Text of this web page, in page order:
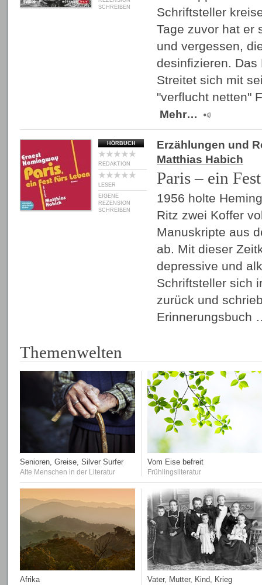
SCHREIBEN
Schriftsteller
Tage zuvor hat er
und vergessen,
desinfizieren. Das
Streitet sich mit
"verflucht netten"
Mehr…
HÖRBUCH
REDAKTION
LESER
EIGENE
REZENSION
SCHREIBEN
Erzählungen und
Matthias Habich
Paris – ein
1956 holte
Ritz zwei Koffer
Manuskripte aus
ab. Mit dieser
depressive und
Schriftsteller sich
zurück und
Themenwelten
Senioren, Greise, Silver Surfer
Alte Menschen in der Literatur
Vom Eise befreit
Frühlingsliteratur
Afrika Vater, Mutter, Kind, Krieg